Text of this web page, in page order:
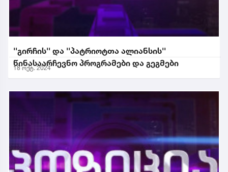
''გირჩის'' და ''პატრიოტთა ალიანსის''
წინასაარჩევნო პროგრამები და გეგმები
18 ოქტ. 2024